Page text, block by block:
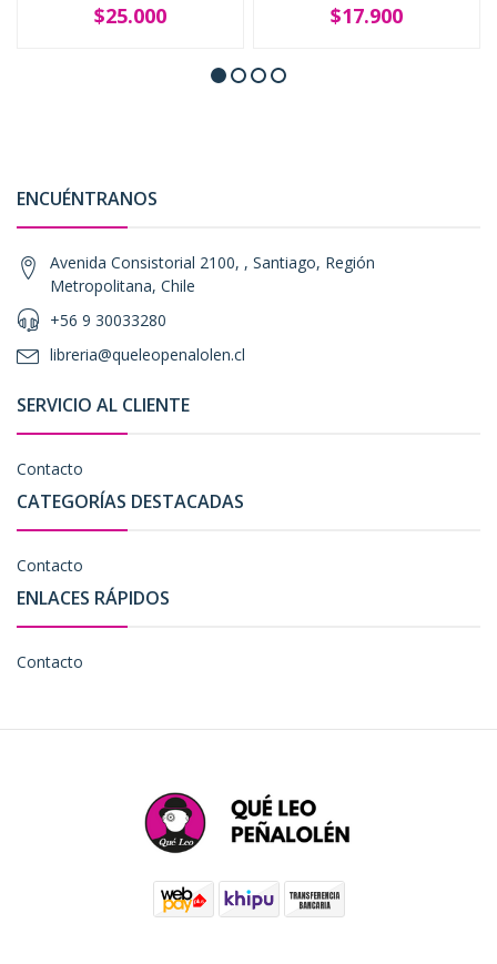
$25.000 $17.900
ENCUÉNTRANOS
Avenida Consistorial 2100, , Santiago, Región
Metropolitana, Chile
+56 9 30033280
libreria@queleopenalolen.cl
SERVICIO AL CLIENTE
Contacto
CATEGORÍAS DESTACADAS
Contacto
ENLACES RÁPIDOS
Contacto